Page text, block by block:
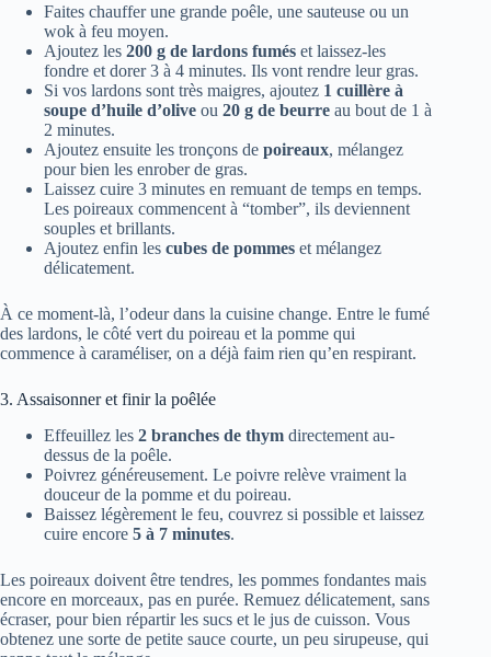
Faites chauffer une grande poêle, une sauteuse ou un
wok à feu moyen.
Ajoutez les 200 g de lardons fumés et laissez-les
fondre et dorer 3 à 4 minutes. Ils vont rendre leur gras.
Si vos lardons sont très maigres, ajoutez 1 cuillère à
soupe d’huile d’olive ou 20 g de beurre au bout de 1 à
2 minutes.
Ajoutez ensuite les tronçons de poireaux, mélangez
pour bien les enrober de gras.
Laissez cuire 3 minutes en remuant de temps en temps.
Les poireaux commencent à “tomber”, ils deviennent
souples et brillants.
Ajoutez enfin les cubes de pommes et mélangez
délicatement.
À ce moment-là, l’odeur dans la cuisine change. Entre le fumé
des lardons, le côté vert du poireau et la pomme qui
commence à caraméliser, on a déjà faim rien qu’en respirant.
3. Assaisonner et finir la poêlée
Effeuillez les 2 branches de thym directement au-
dessus de la poêle.
Poivrez généreusement. Le poivre relève vraiment la
douceur de la pomme et du poireau.
Baissez légèrement le feu, couvrez si possible et laissez
cuire encore 5 à 7 minutes.
Les poireaux doivent être tendres, les pommes fondantes mais
encore en morceaux, pas en purée. Remuez délicatement, sans
écraser, pour bien répartir les sucs et le jus de cuisson. Vous
obtenez une sorte de petite sauce courte, un peu sirupeuse, qui